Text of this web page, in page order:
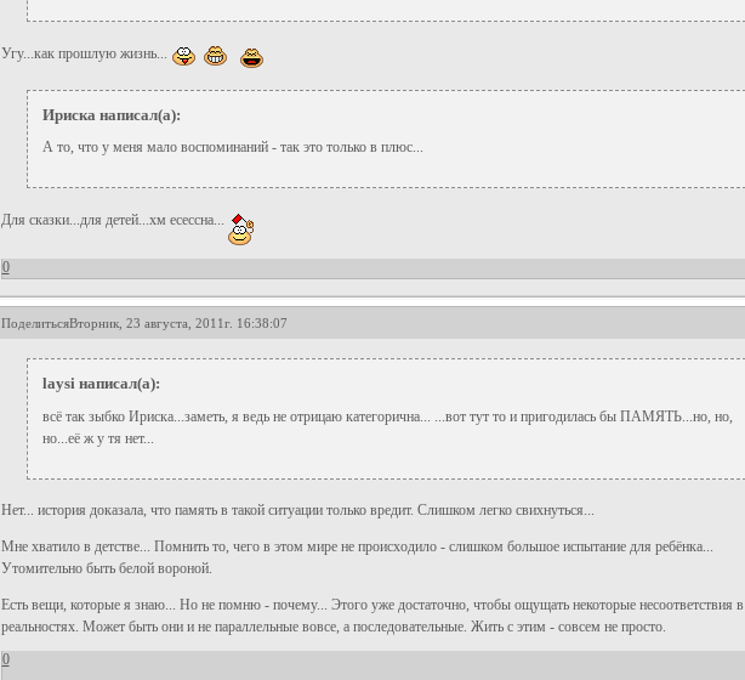
Угу...как прошлую жизнь...
Ириска написал(а):
А то, что у меня мало воспоминаний - так это только в плюс...
Для сказки...для детей...хм есессна...
0
ПоделитьсяВторник, 23 августа, 2011г. 16:38:07
laysi написал(а):
всё так зыбко Ириска...заметь, я ведь не отрицаю категорична... ...вот тут то и пригодилась бы ПАМЯТЬ...но, но,
но...её ж у тя нет...
Нет... история доказала, что память в такой ситуации только вредит. Слишком легко свихнуться...
Мне хватило в детстве... Помнить то, чего в этом мире не происходило - слишком большое испытание для ребёнка...
Утомительно быть белой вороной.
Есть вещи, которые я знаю... Но не помню - почему... Этого уже достаточно, чтобы ощущать некоторые несоответствия в
реальностях. Может быть они и не параллельные вовсе, а последовательные. Жить с этим - совсем не просто.
0